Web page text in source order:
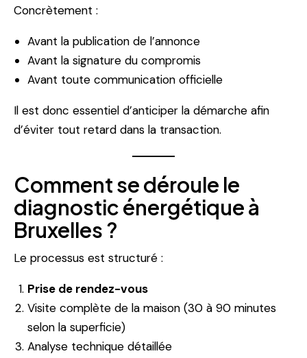
Concrètement :
Avant la publication de l’annonce
Avant la signature du compromis
Avant toute communication officielle
Il est donc essentiel d’anticiper la démarche afin
d’éviter tout retard dans la transaction.
Comment se déroule le
diagnostic énergétique à
Bruxelles ?
Le processus est structuré :
Prise de rendez-vous
Visite complète de la maison (30 à 90 minutes
selon la superficie)
Analyse technique détaillée